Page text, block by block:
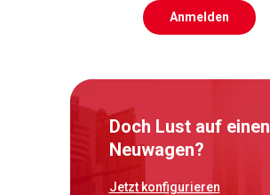
Anmelden
Doch Lust auf einen
Neuwagen?
Jetzt konfigurieren